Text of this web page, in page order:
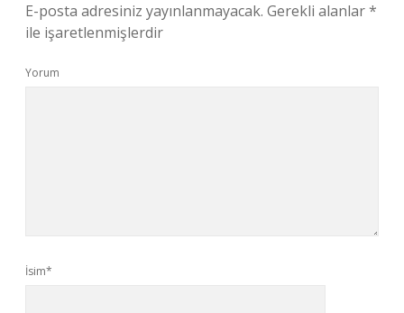
E-posta adresiniz yayınlanmayacak. Gerekli alanlar*
ile işaretlenmişlerdir
Yorum
İsim*